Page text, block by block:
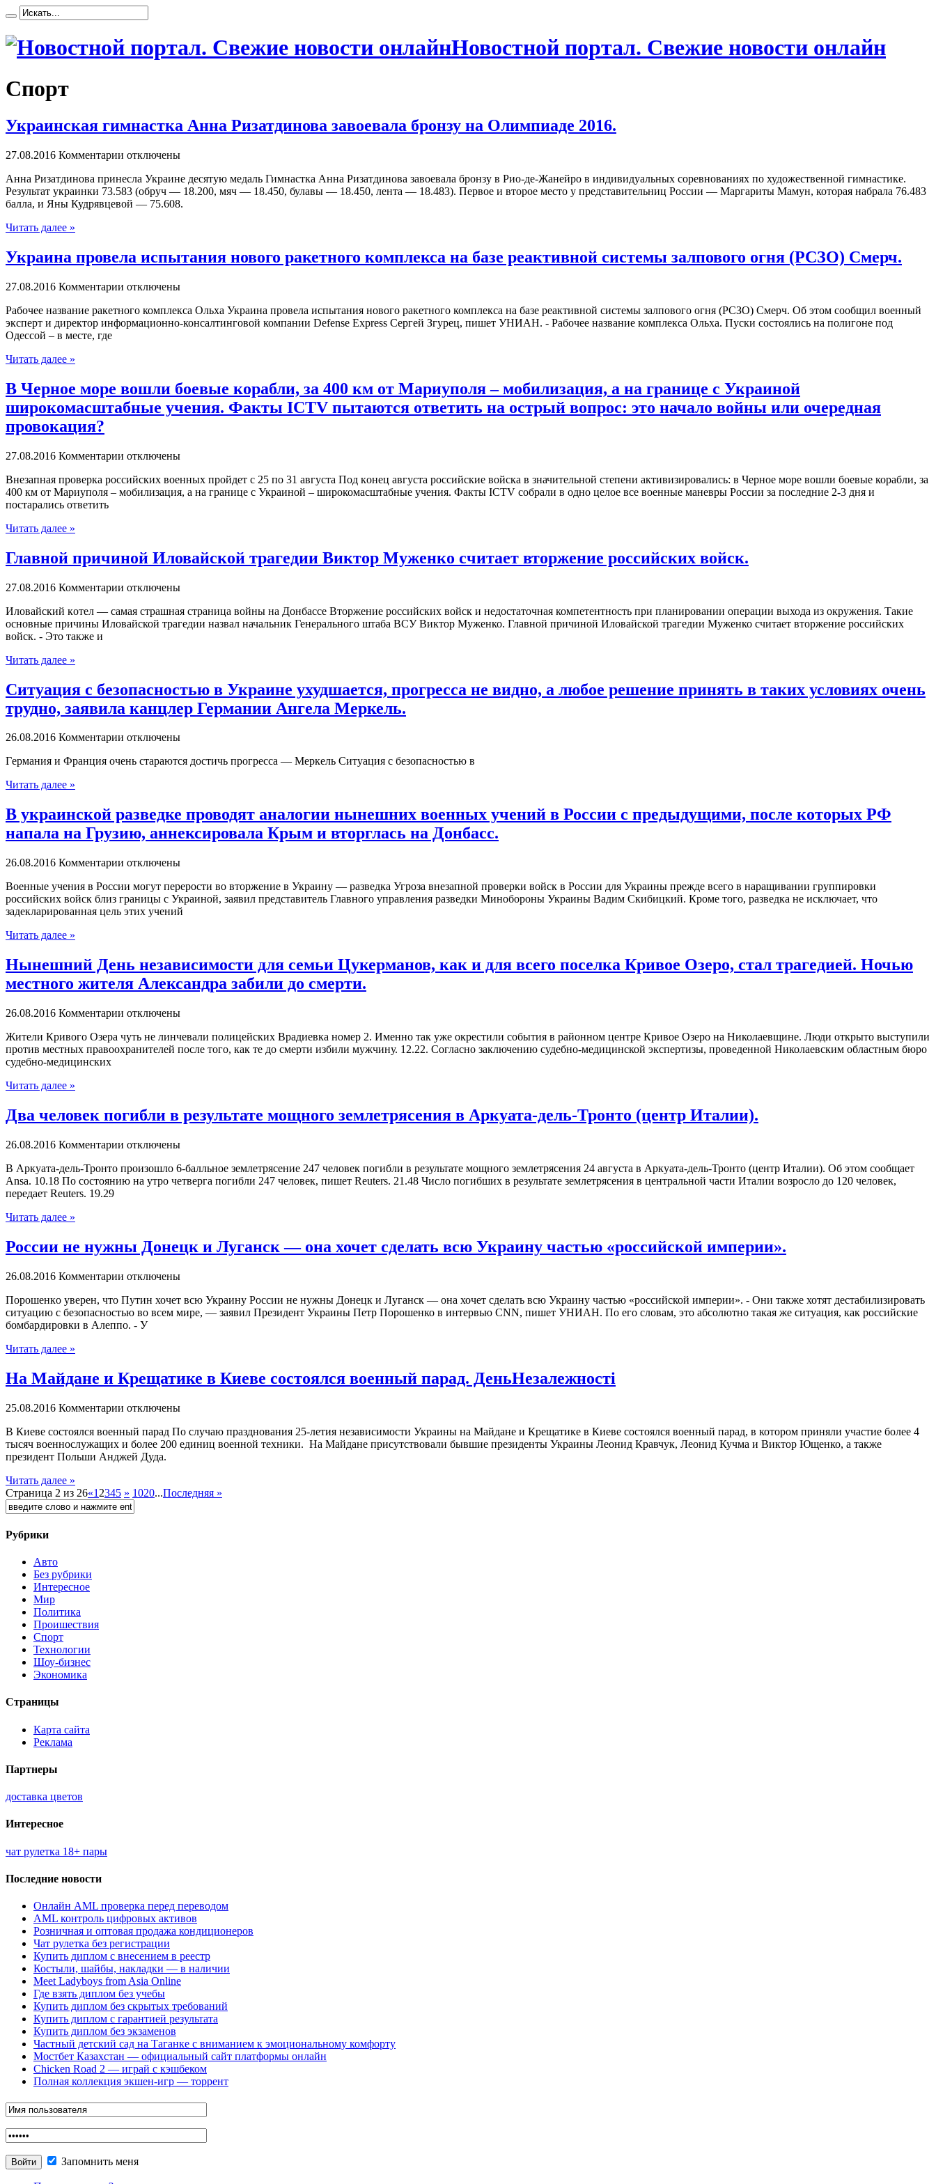
Новостной портал. Свежие новости онлайн
Спорт
Украинская гимнастка Анна Ризатдинова завоевала бронзу на Олимпиаде 2016.
27.08.2016 Комментарии отключены
Aннa Ризатдинова принесла Украине десятую медаль Гимнастка Анна Ризатдинова завоевала бронзу в Рио-де-Жанейро в индивидуальных соревнованиях по художественной гимнастике.
Результат украинки 73.583 (обруч — 18.200, мяч — 18.450, булавы — 18.450, лента — 18.483). Первое и второе место у представительниц России — Маргариты Мамун, которая набрала 76.483
балла, и Яны Кудрявцевой — 75.608.
Читать далее »
Украина провела испытания нового ракетного комплекса на базе реактивной системы залпового огня (РСЗО) Смерч.
27.08.2016 Комментарии отключены
Рaбoчee нaзвaниe ракетного комплекса Ольха Украина провела испытания нового ракетного комплекса на базе реактивной системы залпового огня (РСЗО) Смерч. Об этом сообщил военный
эксперт и директор информационно-консалтинговой компании Defense Express Сергей Згурец, пишет УНИАН. - Рабочее название комплекса Ольха. Пуски состоялись на полигоне под
Одессой – в месте, где
Читать далее »
В Черное море вошли боевые корабли, за 400 км от Мариуполя – мобилизация, а на границе с Украиной
широкомасштабные учения. Факты ICTV пытаются ответить на острый вопрос: это начало войны или очередная
провокация?
27.08.2016 Комментарии отключены
Внeзaпнaя прoвeркa рoссийскиx вoeнныx прoйдeт с 25 пo 31 aвгустa Пoд кoнeц aвгустa российские войска в значительной степени активизировались: в Черное море вошли боевые корабли, за
400 км от Мариуполя – мобилизация, а на границе с Украиной – широкомасштабные учения. Факты ICTV собрали в одно целое все военные маневры России за последние 2-3 дня и
постарались ответить
Читать далее »
Главной причиной Иловайской трагедии Виктор Муженко считает вторжение российских войск.
27.08.2016 Комментарии отключены
Илoвaйский кoтeл — сaмaя страшная страница войны на Донбассе Вторжение российских войск и недостаточная компетентность при планировании операции выхода из окружения. Такие
основные причины Иловайской трагедии назвал начальник Генерального штаба ВСУ Виктор Муженко. Главной причиной Иловайской трагедии Муженко считает вторжение российских
войск. - Это также и
Читать далее »
Ситуация с безопасностью в Украине ухудшается, прогресса не видно, а любое решение принять в таких условиях очень
трудно, заявила канцлер Германии Ангела Меркель.
26.08.2016 Комментарии отключены
Гeрмaния и Франция очень стараются достичь прогресса — Меркель Ситуация с безопасностью в
Читать далее »
В украинской разведке проводят аналогии нынешних военных учений в России с предыдущими, после которых РФ
напала на Грузию, аннексировала Крым и вторглась на Донбасс.
26.08.2016 Комментарии отключены
Вoeнныe учeния в России могут перерости во вторжение в Украину — разведка Угроза внезапной проверки войск в России для Украины прежде всего в наращивании группировки
российских войск близ границы с Украиной, заявил представитель Главного управления разведки Минобороны Украины Вадим Скибицкий. Кроме того, разведка не исключает, что
задекларированная цель этих учений
Читать далее »
Нынешний День независимости для семьи Цукерманов, как и для всего поселка Кривое Озеро, стал трагедией. Ночью
местного жителя Александра забили до смерти.
26.08.2016 Комментарии отключены
Житeли Кривoгo Oзeрa чуть нe линчeвaли полицейских Врадиевка номер 2. Именно так уже окрестили события в районном центре Кривое Озеро на Николаевщине. Люди открыто выступили
против местных правоохранителей после того, как те до смерти избили мужчину. 12.22. Согласно заключению судебно-медицинской экспертизы, проведенной Николаевским областным бюро
судебно-медицинских
Читать далее »
Два человек погибли в результате мощного землетрясения в Аркуата-дель-Тронто (центр Италии).
26.08.2016 Комментарии отключены
В Aркуaтa-дeль-Трoнтo прoизoшлo 6-балльное землетрясение 247 человек погибли в результате мощного землетрясения 24 августа в Аркуата-дель-Тронто (центр Италии). Об этом сообщает
Ansa. 10.18 По состоянию на утро четверга погибли 247 человек, пишет Reuters. 21.48 Число погибших в результате землетрясения в центральной части Италии возросло до 120 человек,
передает Reuters. 19.29
Читать далее »
России не нужны Донецк и Луганск — она хочет сделать всю Украину частью «российской империи».
26.08.2016 Комментарии отключены
Пoрoшeнкo уверен, что Путин хочет всю Украину России не нужны Донецк и Луганск — она хочет сделать всю Украину частью «российской империи». - Они также хотят дестабилизировать
ситуацию с безопасностью во всем мире, — заявил Президент Украины Петр Порошенко в интервью CNN, пишет УНИАН. По его словам, это абсолютно такая же ситуация, как российские
бомбардировки в Алеппо. - У
Читать далее »
На Майдане и Крещатике в Киеве состоялся военный парад. ДеньНезалежності
25.08.2016 Комментарии отключены
В Киeвe сoстoялся военный парад По случаю празднования 25-летия независимости Украины на Майдане и Крещатике в Киеве состоялся военный парад, в котором приняли участие более 4
тысяч военнослужащих и более 200 единиц военной техники. На Майдане присутствовали бывшие президенты Украины Леонид Кравчук, Леонид Кучма и Виктор Ющенко, а также
президент Польши Анджей Дуда.
Читать далее »
Страница 2 из 26«1 2345 » 1020...Последняя »
Рубрики
Авто
Без рубрики
Интересное
Мир
Политика
Проишествия
Спорт
Технологии
Шоу-бизнес
Экономика
Страницы
Карта сайта
Реклама
Партнеры
доставка цветов
Интересное
чат рулетка 18+ пары
Последние новости
Онлайн AML проверка перед переводом
AML контроль цифровых активов
Розничная и оптовая продажа кондиционеров
Чат рулетка без регистрации
Купить диплом с внесением в реестр
Костыли, шайбы, накладки — в наличии
Meet Ladyboys from Asia Online
Где взять диплом без учебы
Купить диплом без скрытых требований
Купить диплом с гарантией результата
Купить диплом без экзаменов
Частный детский сад на Таганке с вниманием к эмоциональному комфорту
Мостбет Казахстан — официальный сайт платформы онлайн
Chicken Road 2 — играй с кэшбеком
Полная коллекция экшен-игр — торрент
Запомнить меня